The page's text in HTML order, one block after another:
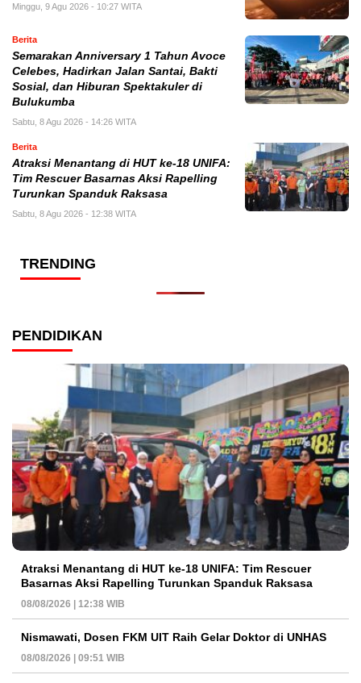
Minggu, 9 Agu 2026 - 10:27 WITA
Berita
Semarakan Anniversary 1 Tahun Avoce
Celebes, Hadirkan Jalan Santai, Bakti
Sosial, dan Hiburan Spektakuler di
Bulukumba
Sabtu, 8 Agu 2026 - 14:26 WITA
Berita
Atraksi Menantang di HUT ke-18 UNIFA:
Tim Rescuer Basarnas Aksi Rapelling
Turunkan Spanduk Raksasa
Sabtu, 8 Agu 2026 - 12:38 WITA
TRENDING
PENDIDIKAN
Atraksi Menantang di HUT ke-18 UNIFA: Tim Rescuer
Basarnas Aksi Rapelling Turunkan Spanduk Raksasa
08/08/2026 | 12:38 WIB
Nismawati, Dosen FKM UIT Raih Gelar Doktor di UNHAS
08/08/2026 | 09:51 WIB